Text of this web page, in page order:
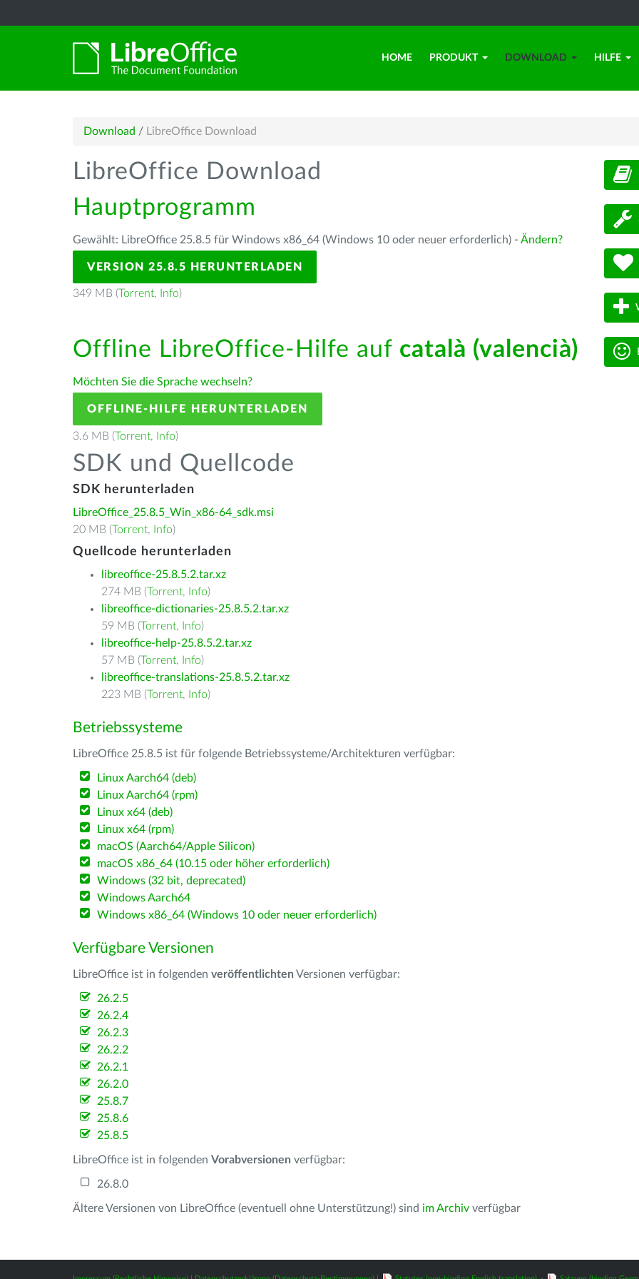
HOME PRODUKT DOWNLOAD HILFE
Download / LibreOffice Download
LibreOffice Download
Hauptprogramm
Gewählt: LibreOffice 25.8.5 für Windows x86_64 (Windows 10 oder neuer erforderlich) - Ändern?
VERSION 25.8.5 HERUNTERLADEN
349 MB (Torrent, Info)
Offline LibreOffice-Hilfe auf català (valencià)
Möchten Sie die Sprache wechseln?
OFFLINE-HILFE HERUNTERLADEN
3.6 MB (Torrent, Info)
SDK und Quellcode
SDK herunterladen
LibreOffice_25.8.5_Win_x86-64_sdk.msi
20 MB (Torrent, Info)
Quellcode herunterladen
libreoffice-25.8.5.2.tar.xz
274 MB (Torrent, Info)
libreoffice-dictionaries-25.8.5.2.tar.xz
59 MB (Torrent, Info)
libreoffice-help-25.8.5.2.tar.xz
57 MB (Torrent, Info)
libreoffice-translations-25.8.5.2.tar.xz
223 MB (Torrent, Info)
Betriebssysteme
LibreOffice 25.8.5 ist für folgende Betriebssysteme/Architekturen verfügbar:
Linux Aarch64 (deb)
Linux Aarch64 (rpm)
Linux x64 (deb)
Linux x64 (rpm)
macOS (Aarch64/Apple Silicon)
macOS x86_64 (10.15 oder höher erforderlich)
Windows (32 bit, deprecated)
Windows Aarch64
Windows x86_64 (Windows 10 oder neuer erforderlich)
Verfügbare Versionen
LibreOffice ist in folgenden veröffentlichten Versionen verfügbar:
26.2.5
26.2.4
26.2.3
26.2.2
26.2.1
26.2.0
25.8.7
25.8.6
25.8.5
LibreOffice ist in folgenden Vorabversionen verfügbar:
26.8.0
Ältere Versionen von LibreOffice (eventuell ohne Unterstützung!) sind im Archiv verfügbar